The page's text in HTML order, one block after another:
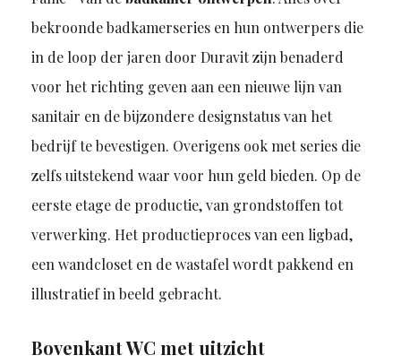
bekroonde badkamerseries en hun ontwerpers die
in de loop der jaren door Duravit zijn benaderd
voor het richting geven aan een nieuwe lijn van
sanitair en de bijzondere designstatus van het
bedrijf te bevestigen. Overigens ook met series die
zelfs uitstekend waar voor hun geld bieden. Op de
eerste etage de productie, van grondstoffen tot
verwerking. Het productieproces van een ligbad,
een wandcloset en de wastafel wordt pakkend en
illustratief in beeld gebracht.
Bovenkant WC met uitzicht